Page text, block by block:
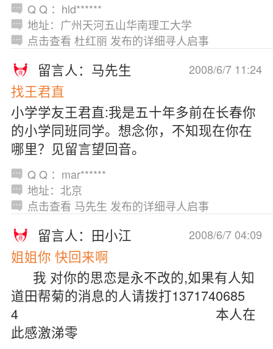
Q Q ：hld******
地址：广州天河五山华南理工大学
点击查看 杜红丽 发布的详细寻人启事
2008/6/7 11:24
留言人：马先生
找王君直
小学学友王君直:我是五十年多前在长春你
的小学同班同学。想念你，不知现在你在
哪里？见留言望回音。
Q Q ：mar******
地址：北京
点击查看 马先生 发布的详细寻人启事
2008/6/7 04:09
留言人：田小江
姐姐你 快回来啊
我 对你的思恋是永不改的,如果有人知
道田帮菊的消息的人请拨打1371740685
4 本人在
此感激涕零